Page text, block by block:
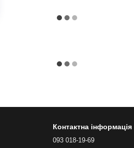
Контактна інформація
093 018-19-69